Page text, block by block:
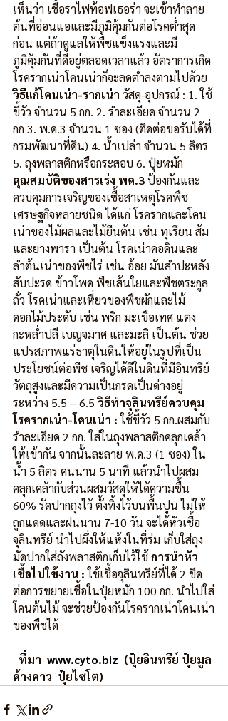
เห็นว่า เชื้อราไฟท้อฟเธอร่า จะเข้าทำลาย
ต้นที่อ่อนแอและมีภูมิคุ้มกันต่อโรคต่ำสุด
ก่อน แต่ถ้าดูแลให้พืชแข็งแรงและมี
ภูมิคุ้มกันที่ดีอยู่ตลอดเวลาแล้ว อัตราการเกิด
โรครากเน่าโคนเน่าก็จะลดต่ำลงตามไปด้วย
วิธีแก้โคนเน่า-รากเน่า วัสดุ-อุปกรณ์ : 1. ใช้
ขี้วัว จำนวน 5 กก. 2. รำละเอียด จำนวน 2
กก 3. พ.ด.3 จำนวน 1 ซอง (ติดต่อขอรับได้ที่
กรมพัฒนาที่ดิน) 4. น้ำเปล่า จำนวน 5 ลิตร
5. ถุงพลาสติกหรือกระสอบ 6. ปุ๋ยหมัก
คุณสมบัติของสารเร่ง พด.3 ป้องกันและ
ควบคุมการเจริญของเชื้อสาเหตุโรคพืช
เศรษฐกิจหลายชนิด ได้แก่ โรครากและโคน
เน่าของไม้ผลและไม้ยืนต้น เช่น ทุเรียน ส้ม
และยางพารา เป็นต้น โรคเน่าคอดินและ
ลำต้นเน่าของพืชไร่ เช่น อ้อย มันสำปะหลัง
สับปะรด ข้าวโพด พืชเส้นใยและพืชตระกูล
ถั่ว โรคเน่าและเหี่ยวของพืชผักและไม้
ดอกไม้ประดับ เช่น พริก มะเขือเทศ แตง
กะหล่ำปลี เบญจมาศ และมะลิ เป็นต้น ช่วย
แปรสภาพแร่ธาตุในดินให้อยู่ในรูปที่เป็น
ประโยชน์ต่อพืช เจริญได้ดีในดินที่มีอินทรีย์
วัตถุสูงและมีความเป็นกรดเป็นด่างอยู่
ระหว่าง 5.5 – 6.5 วิธีทำจุลินทรีย์ควบคุม
โรครากเน่า-โคนเน่า : ใช้ขี้วัว 5 กก.ผสมกับ
รำละเอียด 2 กก. ใส่ในถุงพลาสติกคลุกเคล้า
ให้เข้ากัน จากนั้นละลาย พ.ด.3 (1 ซอง) ใน
น้ำ 5 ลิตร คนนาน 5 นาที แล้วนำไปผสม
คลุกเคล้ากับส่วนผสมวัสดุให้ได้ความชื้น
60% รัดปากถุงไว้ ตั้งทิ้งไว้บนพื้นปูน ไม่ให้
ถูกแดดและฝนนาน 7-10 วัน จะได้หัวเชื้อ
จุลินทรีย์ นำไปผึ่งให้แห้งในที่ร่ม เก็บใส่ถุง
มัดปากใส่ถังพลาสติกเก็บไว้ใช้ การนำหัว
เชื้อไปใช้งาน : ใช้เชื้อจุลินทรีย์ที่ได้ 2 ขีด
ต่อการขยายเชื้อในปุ๋ยหมัก 100 กก. นำไปใส่
โคนต้นไม้ จะช่วยป้องกันโรครากเน่าโคนเน่า
ของพืชได้
ที่มา www.cyto.biz
  (ปุ๋ยอินทรีย์ ปุ๋ยมูล
ค้างคาว  ปุ๋ยไซโต)